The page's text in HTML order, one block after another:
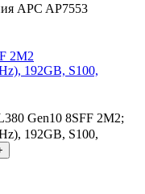
APC AP7553
2M2
192GB, S100,
Gen10 8SFF 2M2;
192GB, S100,